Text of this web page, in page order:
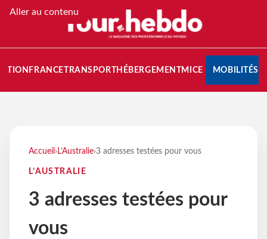
Aller au contenu
FRANCETRANSPORT HÉBERGEMENTMICE MOBILITÉS
Accueil › L’Australie›3 adresses testées pour vous
L’AUSTRALIE
3 adresses testées pour
vous